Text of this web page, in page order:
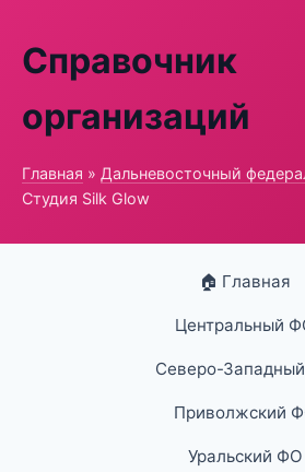
Справочник
организаций
Главная » Дальневосточный
Студия Silk Glow
🏠 Главная
Центральный
Северо-
Приволжский
Уральский ФО